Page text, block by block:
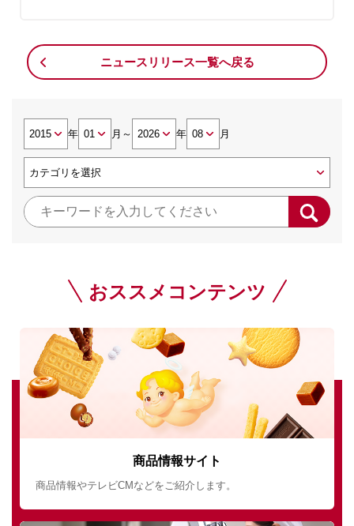
ニュースリリース一覧へ戻る
年 月 ～ 年 月
おススメコンテンツ
商品情報サイト
商品情報やテレビCMなどをご紹介します。